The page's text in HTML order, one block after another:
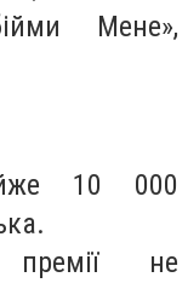
Мене»,
10 000
не